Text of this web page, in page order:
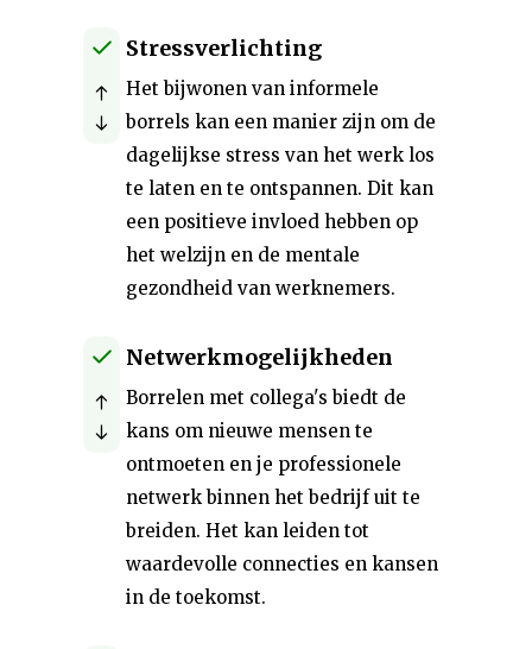
Stressverlichting
Het bijwonen van informele
borrels kan een manier zijn om de
dagelijkse stress van het werk los
te laten en te ontspannen. Dit kan
een positieve invloed hebben op
het welzijn en de mentale
gezondheid van werknemers.
Netwerkmogelijkheden
Borrelen met collega's biedt de
kans om nieuwe mensen te
ontmoeten en je professionele
netwerk binnen het bedrijf uit te
breiden. Het kan leiden tot
waardevolle connecties en kansen
in de toekomst.